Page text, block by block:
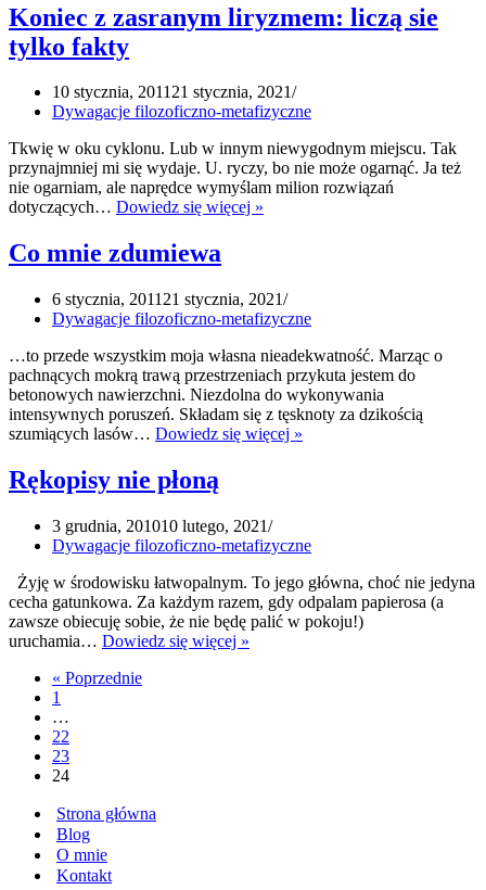
Koniec z zasranym liryzmem: liczą sie
tylko fakty
10 stycznia, 201121 stycznia, 2021
Dywagacje filozoficzno-metafizyczne
Tkwię w oku cyklonu. Lub w innym niewygodnym miejscu. Tak
przynajmniej mi się wydaje. U. ryczy, bo nie może ogarnąć. Ja też
nie ogarniam, ale naprędce wymyślam milion rozwiązań
dotyczących… Dowiedz się więcej »
sie
tylko
Co mnie zdumiewa
6 stycznia, 2011 21 stycznia, 2021
Dywagacje filozoficzno-metafizyczne
…to przede wszystkim moja własna nieadekwatność. Marząc o
pachnących mokrą trawą przestrzeniach przykuta jestem do
betonowych nawierzchni. Niezdolna do wykonywania
intensywnych poruszeń. Składam się z tęsknoty za dzikością
szumiących lasów… Dowiedz się więcej »
Rękopisy nie płoną
3 grudnia, 201010 lutego, 2021
Dywagacje filozoficzno-metafizyczne
Żyję w środowisku łatwopalnym. To jego główna, choć nie jedyna
cecha gatunkowa. Za każdym razem, gdy odpalam papierosa (a
zawsze obiecuję sobie, że nie będę palić w pokoju!)
uruchamia… Dowiedz się więcej »
« Poprzednie
1
…
22
23
24
Strona główna
Blog
O mnie
Kontakt